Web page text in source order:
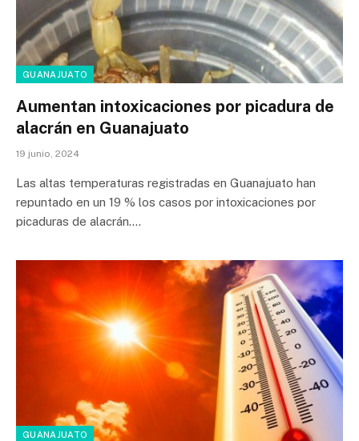
GUANAJUATO
Aumentan intoxicaciones por picadura de
alacrán en Guanajuato
19 junio, 2024
Las altas temperaturas registradas en Guanajuato han
repuntado en un 19 % los casos por intoxicaciones por
picaduras de alacrán.…
GUANAJUATO